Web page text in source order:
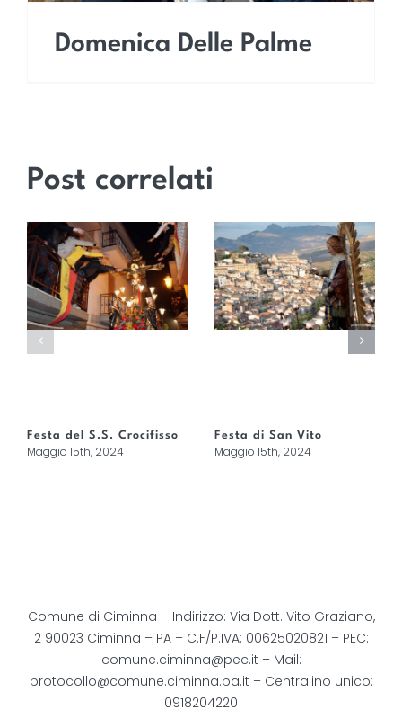
Domenica Delle Palme
Post correlati
Festa del S.S. Crocifisso
Maggio 15th, 2024
Festa di San Vito
Maggio 15th, 2024
Comune di Ciminna – Indirizzo: Via Dott. Vito Graziano,
2 90023 Ciminna – PA – C.F/P.IVA: 00625020821 – PEC:
comune.ciminna@pec.it – Mail:
protocollo@comune.ciminna.pa.it – Centralino unico:
0918204220